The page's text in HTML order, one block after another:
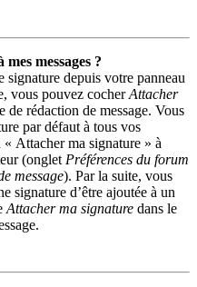
messages ?
signature depuis votre panneau
vous pouvez cocherAttacher
de rédaction de message. Vous
par défaut à tous vos
« Attacher ma signature » à
(onglet Préférences du forum
message). Par la suite, vous
signature d’être ajoutée à un
Attacher ma signature dans le